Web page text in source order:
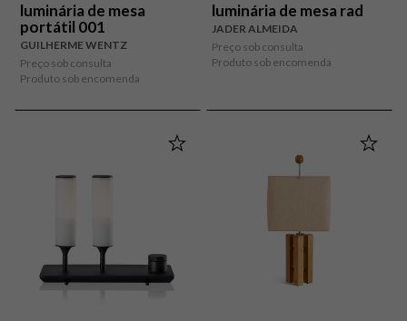
luminária de mesa
portátil 001
GUILHERME WENTZ
Preço sob consulta
Produto sob encomenda
luminária de mesa rad
JADER ALMEIDA
Preço sob consulta
Produto sob encomenda